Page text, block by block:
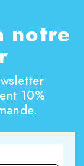
notre
10%